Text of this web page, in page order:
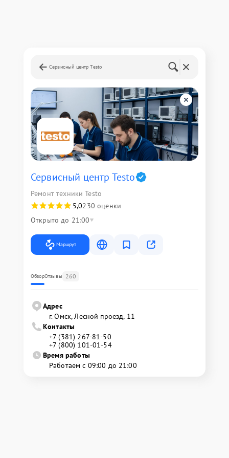
Сервисный центр Testo
Сервисный центр Testo
Ремонт техники Testo
5,0230 оценки
Открыто до 21:00
Маршрут
ОбзорОтзывы 260
Адрес
г. Омск, ​Лесной проезд, 11
Контакты
+7 (381) 267-81-50
+7 (800) 101-01-54
Время работы
Работаем с 09:00 до 21:00